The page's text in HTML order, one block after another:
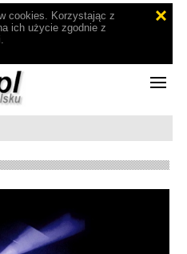
cookies. Korzystając z
ich użycie zgodnie z